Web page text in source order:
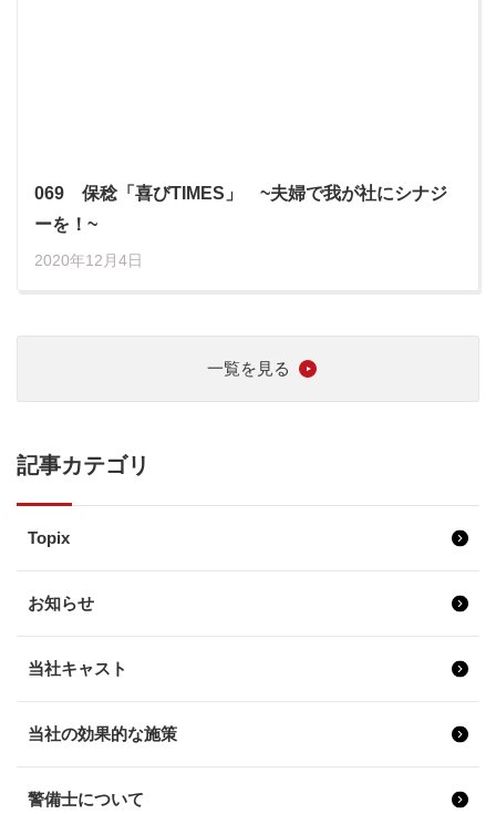
一覧を見る
069 保稔「喜びTIMES」 ~夫婦で我が社にシナジ
ーを！~
2020年12月4日
記事カテゴリ
Topix
お知らせ
当社キャスト
当社の効果的な施策
警備士について